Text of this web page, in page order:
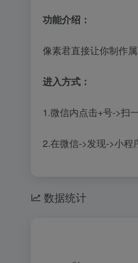
功能介绍：
像素君直接让你制作
进入方式：
1.微信内点击+号->扫
2.在微信->发现->小程
数据统计